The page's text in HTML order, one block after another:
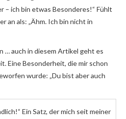
– ich bin etwas Besonderes!“ Fühlt
an als: „Ähm. Ich bin nicht in
… auch in diesem Artikel geht es
Eine Besonderheit, die mir schon
wurde: „Du bist aber auch
Ein Satz, der mich seit meiner